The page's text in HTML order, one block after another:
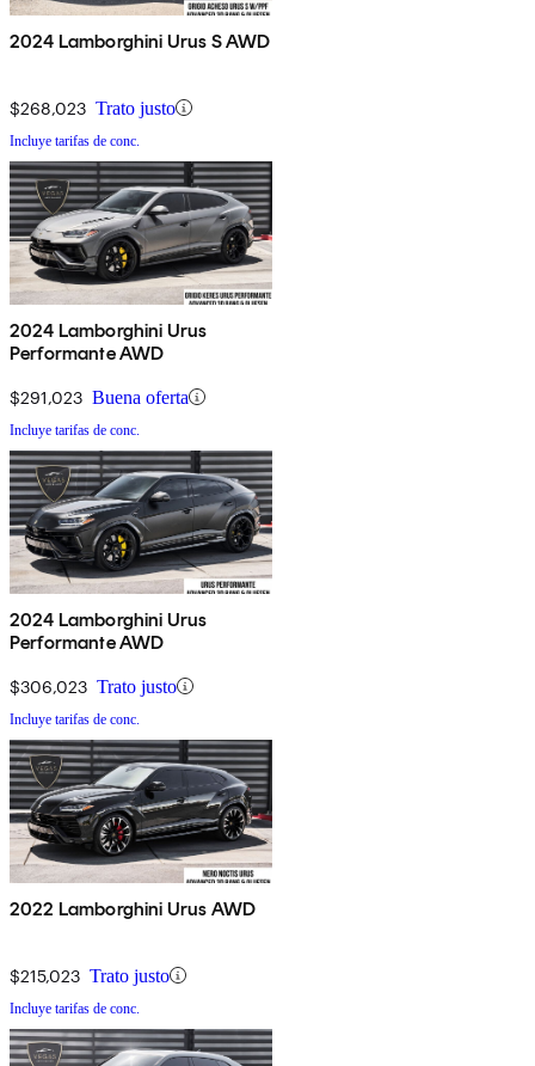
2024 Lamborghini Urus S AWD
$268,023 Trato justo
Incluye tarifas de conc.
2024 Lamborghini Urus
Performante AWD
$291,023 Buena oferta
Incluye tarifas de conc.
2024 Lamborghini Urus
Performante AWD
$306,023 Trato justo
Incluye tarifas de conc.
2022 Lamborghini Urus AWD
$215,023 Trato justo
Incluye tarifas de conc.